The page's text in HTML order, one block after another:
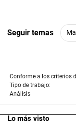
Seguir temas
Conforme a los criterios
Tipo de trabajo:
Análisis
Lo más visto